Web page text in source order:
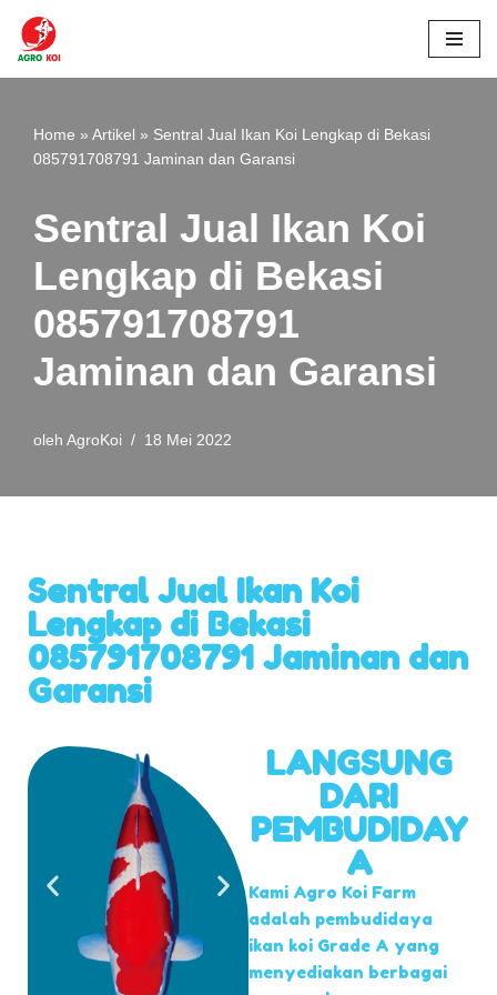
Lompat
Home » Artikel » Sentral Jual Ikan Koi Lengkap di Bekasi
085791708791 Jaminan dan Garansi
Sentral Jual Ikan Koi
Lengkap di Bekasi
085791708791
Jaminan dan Garansi
oleh AgroKoi 18 Mei 2022
Sentral Jual Ikan Koi
Lengkap di Bekasi
085791708791 Jaminan dan
Garansi
LANGSUNG
DARI
PEMBUDIDAY
A
Kami Agro Koi Farm
adalah pembudidaya
ikan koi Grade A yang
menyediakan berbagai